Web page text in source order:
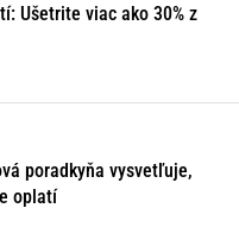
Ušetrite viac ako 30% z
poradkyňa vysvetľuje,
oplatí